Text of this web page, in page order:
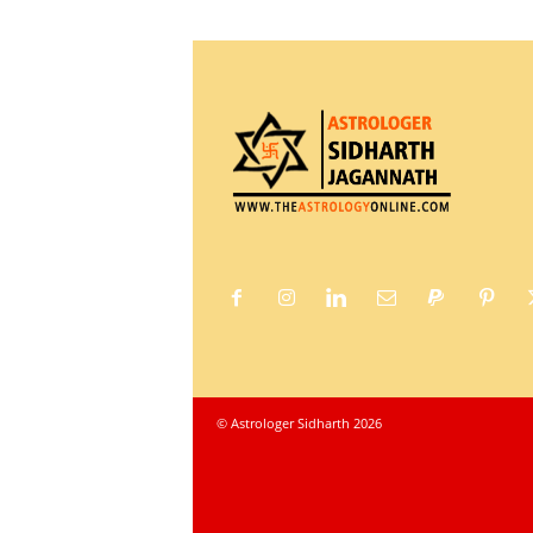
© Astrologer Sidharth 2026